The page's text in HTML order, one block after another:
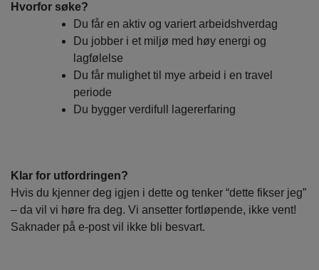
Hvorfor søke?
Du får en aktiv og variert arbeidshverdag
Du jobber i et miljø med høy energi og
lagfølelse
Du får mulighet til mye arbeid i en travel
periode
Du bygger verdifull lagererfaring
Klar for utfordringen?
Hvis du kjenner deg igjen i dette og tenker “dette fikser jeg”
– da vil vi høre fra deg. Vi ansetter fortløpende, ikke vent!
Saknader på e-post vil ikke bli besvart.